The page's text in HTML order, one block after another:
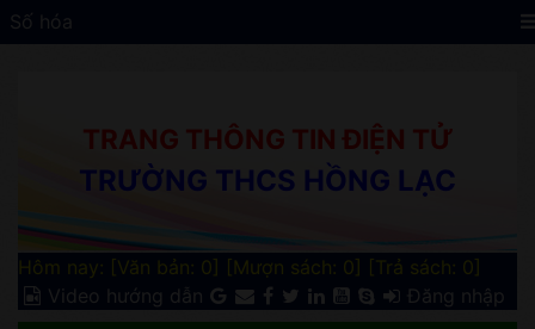
Số hóa
TRANG THÔNG TIN ĐIỆN TỬ
TRƯỜNG THCS HỒNG LẠC
Hôm nay: [Văn bản: 0] [Mượn sách: 0]
[Trả sách: 0]
Video hướng dẫn
Đăng nhập